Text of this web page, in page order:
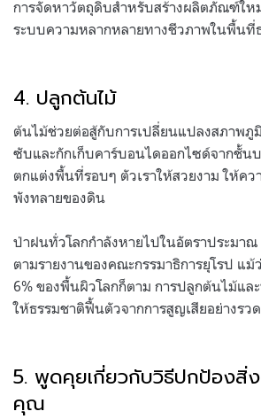
การจัดหาวัตถุดิบสำหรับสร้างผลิตภัณฑ์ให
ระบบความหลากหลายทางชีวภาพในพื้นที่
4. ปลูกต้นไม้
ต้นไม้ช่วยต่อสู้กับการเปลี่ยนแปลงสภาพภู
ซับและกักเก็บคาร์บอนไดออกไซด์จากชั้น
ตกแต่งพื้นที่รอบๆ ตัวเราให้สวยงาม ให้ค
พังทลายของดิน
ป่าฝนทั่วโลกกำลังหายไปในอัตราประมาณ
ตามรายงานของคณะกรรมาธิการยุโรป แม้
6% ของพื้นผิวโลกก็ตาม การปลูกต้นไม้แล
ให้ธรรมชาติฟื้นตัวจากการสูญเสียอย่างรว
5. พูดคุยเกี่ยวกับวิธีปกป้องสิ่
คุณ